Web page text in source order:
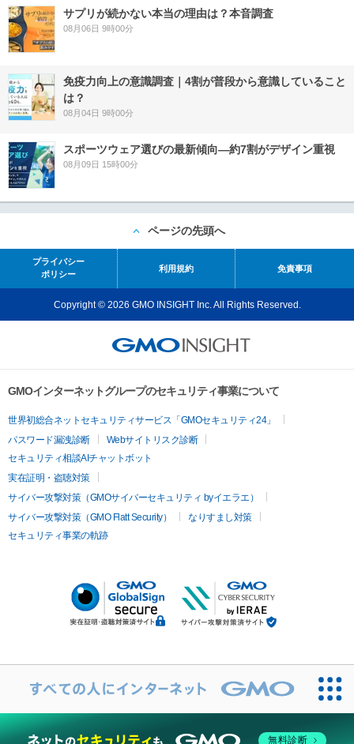
サプリが続かない本当の理由は？本音調査
08月06日 9時00分
免疫力向上の意識調査｜4割が普段から意識していること
は？
08月04日 9時00分
スポーツウェア選びの最新傾向―約7割がデザイン重視
08月09日 15時00分
ページの先頭へ
プライバシー
ポリシー
利用規約 免責事項
Copyright © 2026 GMO INSIGHT Inc. All Rights Reserved.
GMOインターネットグループのセキュリティ事業について
世界初総合ネットセキュリティサービス「GMOセキュリティ24」
パスワード漏洩診断
Webサイトリスク診断
セキュリティ相談AIチャットボット
実在証明・盗聴対策
サイバー攻撃対策（GMOサイバーセキュリティ byイエラエ）
サイバー攻撃対策（GMO Flatt Security）
なりすまし対策
セキュリティ事業の軌跡
無料診断